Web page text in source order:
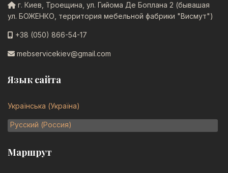
г. Киев, Троещина, ул. Гийома Де Боплана 2 (бывашая
ул. БОЖЕНКО, территория мебельной фабрики "Висмут")
+38 (050) 866-54-17
mebservicekiev@gmail.com
Язык сайта
Выберите язык
Українська (Україна)
Русский (Россия)
Маршрут